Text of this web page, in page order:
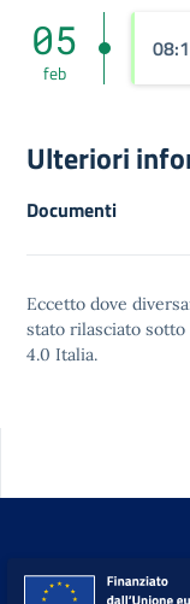
05
feb
Ulteriori
Documenti
Eccetto dove
stato rilasciato sotto
4.0 Italia.